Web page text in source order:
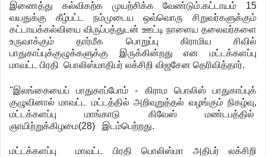
இணைத்து
கல்விகற்க முயற்சிக்க வேண்டும்.கட்டாயம் 15
வயதுக்கு
கீழ்பட்ட நம்முடைய ஒவ்வொரு
சிறுவர்களுக்கும்
கட்டாயக்கல்வியை விருப்பத்துடன் ஊட்டி நாளைய தலைவர்களை
உருவாக்கும்
தார்மீக பொறுப்பு கிராமிய
சிவில்
பாதுகாப்புக்குழுக்களுக்கு
இருக்கின்றது என
மட்டக்களப்பு
மாவட்ட
பிரதி பொலிஸ்மாதிபர் லக்சிறி விஜசேன தெரிவித்தார்.
"இலங்கையைப் பாதுகாப்போம் - கிராம பொலிஸ்
பாதுகாப்புக்
குழுவினால் மாவட்ட மட்டத்தில் அறிவுறுத்தல் வழங்கும் நிகழ்வு,
மட்டக்களப்பு
மாங்காடு கிவேஸ்
மண்டபத்தில்
ஞாயிற்றுக்கிழமை(28) இடம்பெற்றது.
மட்டக்களப்பு மாவட்ட பிரதி பொலிஸ்மா அதிபர்
லக்சிறி